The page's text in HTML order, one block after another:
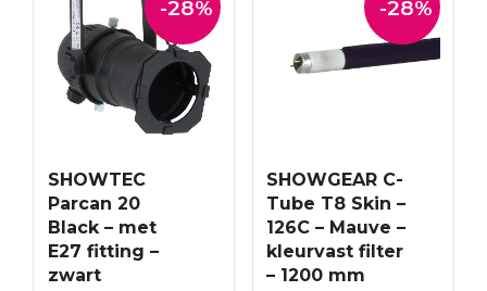
-28%
SHOWTEC
Parcan 20
Black – met
E27 fitting –
zwart
-28%
SHOWGEAR C-
Tube T8 Skin –
126C – Mauve –
kleurvast filter
– 1200 mm